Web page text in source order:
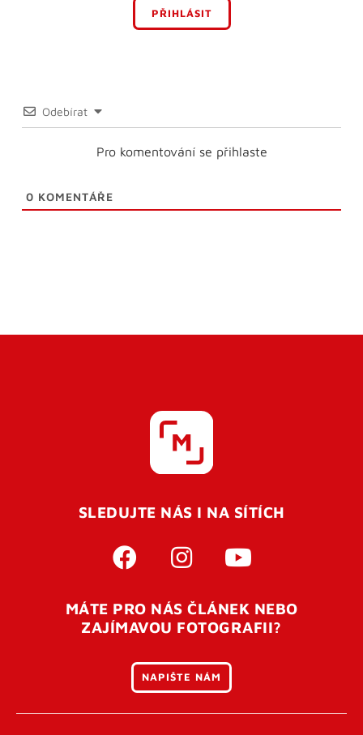
PŘIHLÁSIT
Odebírat
Pro komentování se přihlaste
0 KOMENTÁŘE
SLEDUJTE NÁS I NA SÍTÍCH
MÁTE PRO NÁS ČLÁNEK NEBO
ZAJÍMAVOU FOTOGRAFII?
NAPIŠTE NÁM